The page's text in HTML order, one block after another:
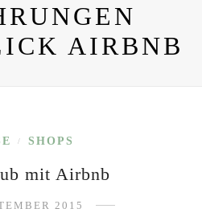
AIRBNB
/ SHOPS
mit Airbnb
2015